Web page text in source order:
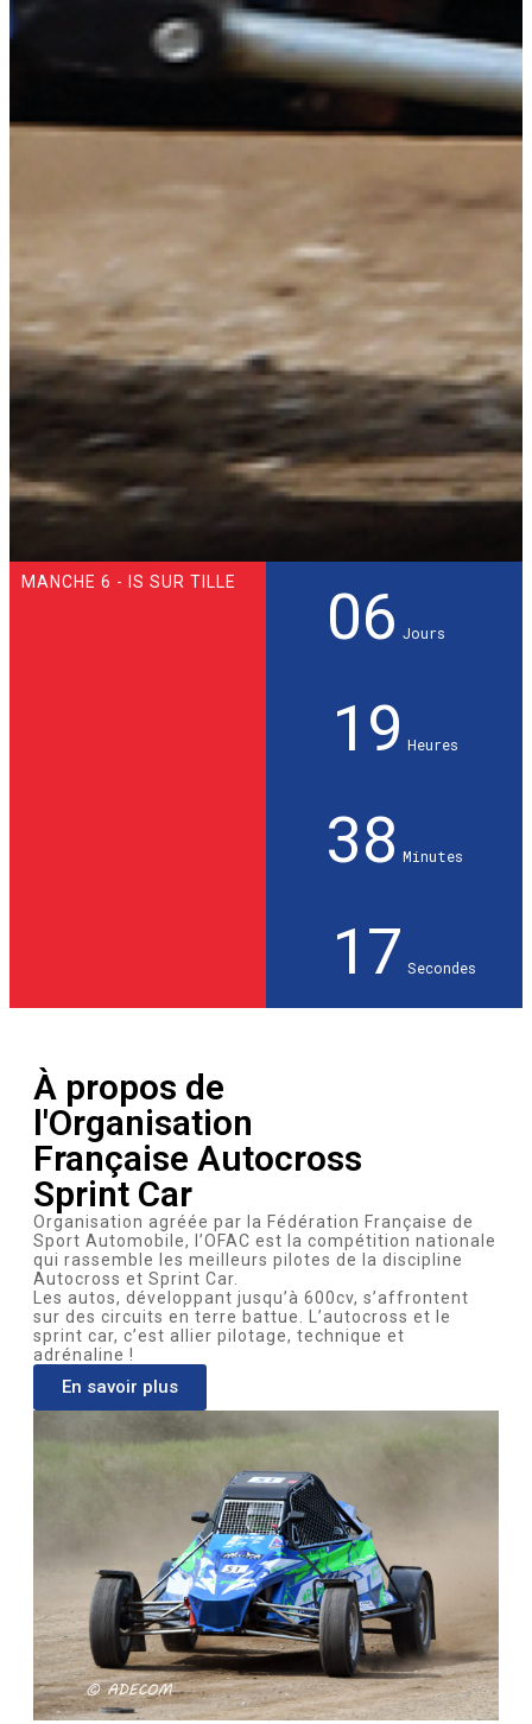
MANCHE 6 - IS SUR TILLE 06 Jours
19 Heures
38 Minutes
15 Secondes
À propos de
l'Organisation
Française Autocross
Sprint Car
Organisation agréée par la Fédération Française de
Sport Automobile, l’OFAC est la compétition nationale
qui rassemble les meilleurs pilotes de la discipline
Autocross et Sprint Car.
Les autos, développant jusqu’à 600cv, s’affrontent
sur des circuits en terre battue. L’autocross et le
sprint car, c’est allier pilotage, technique et
adrénaline !
En savoir plus